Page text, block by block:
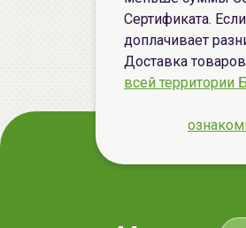
Сертификата.
доплачивает
Доставка
всей территории